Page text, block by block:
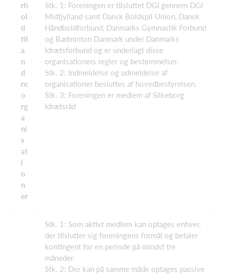
rh
ol
d
til
a
n
d
re
o
rg
a
ni
s
at
i
o
n
er
Stk. 1: Foreningen er tilsluttet DGI gennem DGI
Midtjylland samt Dansk Boldspil Union, Dansk
Håndboldforbund, Danmarks Gymnastik Forbund
og Badminton Danmark under Danmarks
Idrætsforbund og er underlagt disse
organisationers regler og bestemmelser.
Stk. 2: Indmeldelse og udmeldelse af
organisationer besluttes af hovedbestyrelsen.
Stk. 3: Foreningen er medlem af Silkeborg
Idrætsråd
Stk. 1: Som aktivt medlem kan optages enhver,
der tilslutter sig foreningens formål og betaler
kontingent for en periode på mindst tre
måneder.
Stk. 2: Der kan på samme måde optages passive